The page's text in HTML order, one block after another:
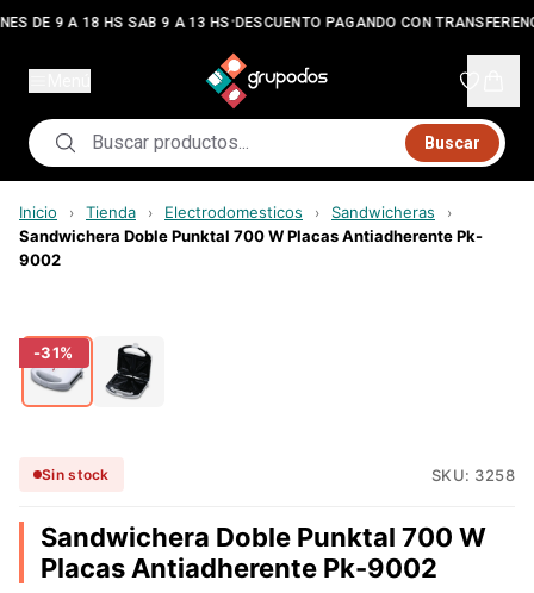
DE 9 A 18 HS SAB 9 A 13 HS•DESCUENTO PAGANDO CON
Buscar
Inicio › Tienda › Electrodomesticos › Sandwicheras ›
Sandwichera Doble Punktal 700 W Placas Antiadherente Pk-
9002
-31%
Sin stock SKU: 3258
Sandwichera Doble Punktal 700 W
Placas Antiadherente Pk-9002